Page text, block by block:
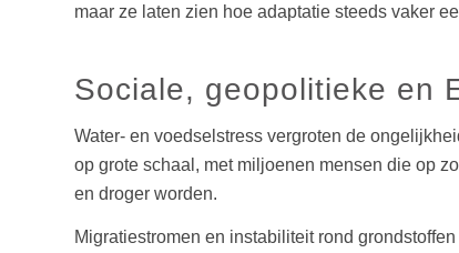
maar ze laten zien hoe adaptatie steeds vaker
Sociale, geopolitieke en
Water- en voedselstress vergroten de
op grote schaal, met miljoenen mensen die op
en droger worden.
Migratiestromen en instabiliteit rond